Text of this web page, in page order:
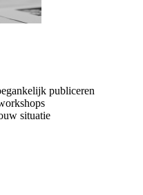
publiceren
situatie